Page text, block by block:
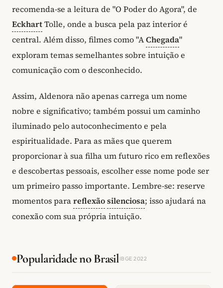
recomenda-se a leitura de "O Poder do Agora", de
EckhartTolle, onde a busca pela paz interior é
central. Além disso, filmes como "AChegada"
exploram temas semelhantes sobre intuição e
comunicação com o desconhecido.
Assim, Aldenora não apenas carrega um nome
nobre e significativo; também possui um caminho
iluminado pelo autoconhecimento e pela
espiritualidade. Para as mães que querem
proporcionar à sua filha um futuro rico em reflexões
e descobertas pessoais, escolher esse nome pode ser
um primeiro passo importante. Lembre-se: reserve
momentos parareflexãosilenciosa; isso ajudará na
conexão com sua própria intuição.
Popularidade no BrasilIBGE 2022